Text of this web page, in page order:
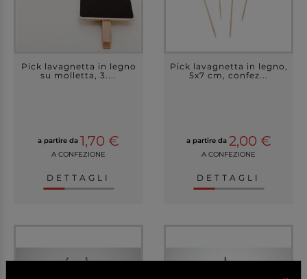
Pick lavagnetta in legno
su molletta, 3....
a partire da 1,70 €
A CONFEZIONE
DETTAGLI
Pick lavagnetta in legno,
5x7 cm, confez...
a partire da 2,00 €
A CONFEZIONE
DETTAGLI